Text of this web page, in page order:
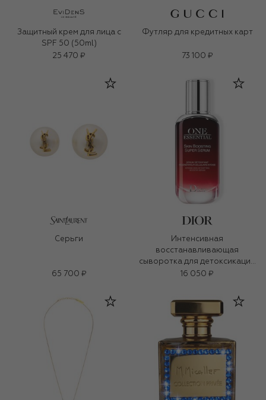
Защитный крем для лица с
SPF 50 (50ml)
25 470 ₽
Футляр для кредитных карт
73 100 ₽
Серьги
65 700 ₽
Интенсивная
восстанавливающая
сыворотка для детоксикации
кожи One Essential (50ml)
16 050 ₽